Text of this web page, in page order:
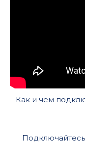
Как и чем
Подключайтесь